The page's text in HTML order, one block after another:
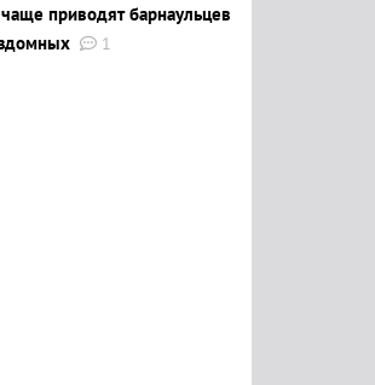
приводят барнаульцев
1